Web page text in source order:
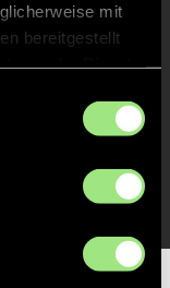
mit
bereitgestellt